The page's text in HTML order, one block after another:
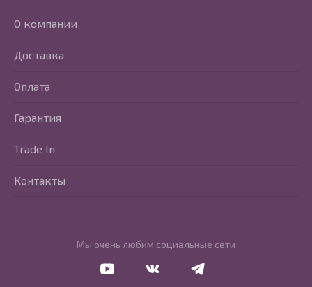
Мы очень любим социальные сети
О компании
Доставка
Оплата
Гарантия
Trade In
Контакты